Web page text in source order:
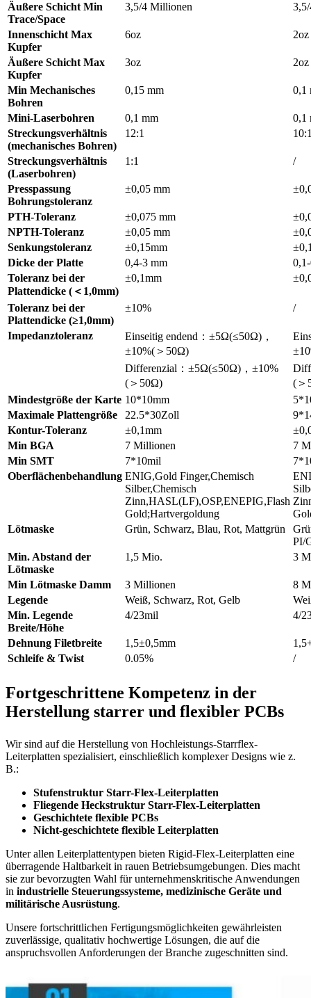
Äußere Schicht Min
Trace/Space
3,5/4 Millionen
Innenschicht Max
Kupfer
6oz 2oz
Äußere Schicht Max
Kupfer
3oz 2oz
Min Mechanisches
Bohren
0,15 mm 0,1
Mini-Laserbohren 0,1 mm
0,1
Streckungsverhältnis
(mechanisches Bohren)
12:1
Streckungsverhältnis
(Laserbohren)
1:1 /
Presspassung
Bohrungstoleranz
±0,05 mm
PTH-Toleranz ±0,075 mm
NPTH-Toleranz
±0,05 mm
Senkungstoleranz
±0,15mm
Dicke der Platte
0,4-3 mm
Toleranz bei der
Plattendicke (＜1,0mm)
±0,1mm
Toleranz bei der
Plattendicke (≥1,0mm)
±10% /
Impedanztoleranz
Einseitig endend：±5Ω(≤50Ω)，
±10%(＞50Ω)
Differenzial：±5Ω(≤50Ω)，±10%
(＞50Ω)
(＞
Mindestgröße der Karte 10*10mm
Maximale Plattengröße
22.5*30Zoll
Kontur-Toleranz
±0,1mm
Min BGA
7 Millionen
7
Min SMT
7*10mil
Oberflächenbehandlung ENIG,Gold Finger,Chemisch
Silber,Chemisch
Zinn,HASL(LF),OSP,ENEPIG,Flash
Gold;Hartvergoldung
Lötmaske
Grün, Schwarz, Blau, Rot, Mattgrün
PI/
Min. Abstand der
Lötmaske
1,5 Mio. 3
Min Lötmaske Damm 3 Millionen
8
Legende
Weiß, Schwarz, Rot, Gelb
Min. Legende
Breite/Höhe
4/23mil 4/
Dehnung Filetbreite 1,5±0,5mm
Schleife & Twist
0.05% /
Fortgeschrittene Kompetenz in der
Herstellung starrer und flexibler PCBs
Wir sind auf die Herstellung von Hochleistungs-Starrflex-
Leiterplatten spezialisiert, einschließlich komplexer Designs wie z.
B.:
Stufenstruktur Starr-Flex-Leiterplatten
Fliegende Heckstruktur Starr-Flex-Leiterplatten
Geschichtete flexible PCBs
Nicht-geschichtete flexible Leiterplatten
Unter allen Leiterplattentypen bieten Rigid-Flex-Leiterplatten eine
überragende Haltbarkeit in rauen Betriebsumgebungen. Dies macht
sie zur bevorzugten Wahl für unternehmenskritische Anwendungen
in industrielle Steuerungssysteme, medizinische Geräte und
militärische Ausrüstung.
Unsere fortschrittlichen Fertigungsmöglichkeiten gewährleisten
zuverlässige, qualitativ hochwertige Lösungen, die auf die
anspruchsvollen Anforderungen der Branche zugeschnitten sind.